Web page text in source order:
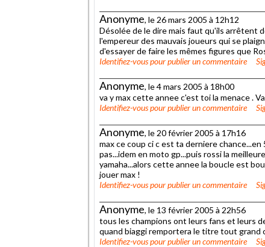
Anonyme, le 26 mars 2005 à 12h12
Désolée de le dire mais faut qu'ils arrêtent
l'empereur des mauvais joueurs qui se
d'essayer de faire les mêmes figures que
Identifiez-vouspour publier un commentaire
Anonyme, le 4 mars 2005 à 18h00
va y max cette annee c'est toi la menace .
Identifiez-vouspour publier un commentaire
Anonyme, le 20 février 2005 à 17h16
max ce coup ci c est ta derniere
pas...idem en moto gp...puis rossi la
yamaha...alors cette annee la boucle est
jouer max !
Identifiez-vouspour publier un commentaire
Anonyme, le 13 février 2005 à 22h56
tous les champions ont leurs fans et leurs
quand biaggi remportera le titre tout grand
Identifiez-vouspour publier un commentaire